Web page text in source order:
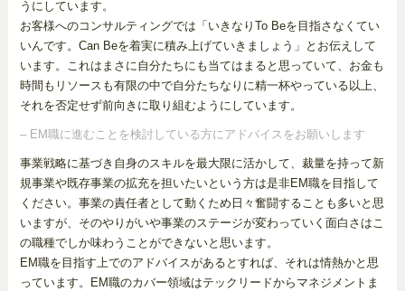
うにしています。
お客様へのコンサルティングでは「いきなりTo Beを目指さなくてい
いんです。Can Beを着実に積み上げていきましょう」とお伝えして
います。これはまさに自分たちにも当てはまると思っていて、お金も
時間もリソースも有限の中で自分たちなりに精一杯やっている以上、
それを否定せず前向きに取り組むようにしています。
– EM職に進むことを検討している方にアドバイスをお願いします
事業戦略に基づき自身のスキルを最大限に活かして、裁量を持って新
規事業や既存事業の拡充を担いたいという方は是非EM職を目指して
ください。事業の責任者として動くため日々奮闘することも多いと思
いますが、そのやりがいや事業のステージが変わっていく面白さはこ
の職種でしか味わうことができないと思います。
EM職を目指す上でのアドバイスがあるとすれば、それは情熱かと思
っています。EM職のカバー領域はテックリードからマネジメントま